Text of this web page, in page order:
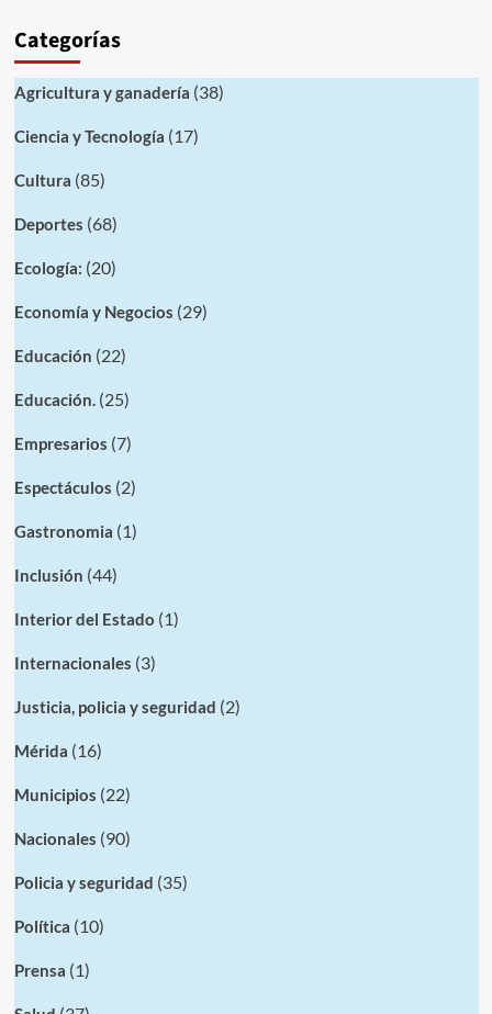
Categorías
Agricultura y ganadería (38)
Ciencia y Tecnología (17)
Cultura (85)
Deportes (68)
Ecología: (20)
Economía y Negocios (29)
Educación (22)
Educación.(25)
Empresarios (7)
Espectáculos (2)
Gastronomia (1)
Inclusión (44)
Interior del Estado (1)
Internacionales (3)
Justicia, policia y seguridad (2)
Mérida (16)
Municipios (22)
Nacionales (90)
Policia y seguridad (35)
Política (10)
Prensa (1)